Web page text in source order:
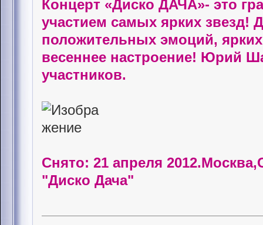
Концерт «Диско ДАЧА»- это
участием самых ярких звезд!
положительных эмоций,
весеннее настроение! Юрий
участников.
Снято: 21 апреля
"Диско Дача"